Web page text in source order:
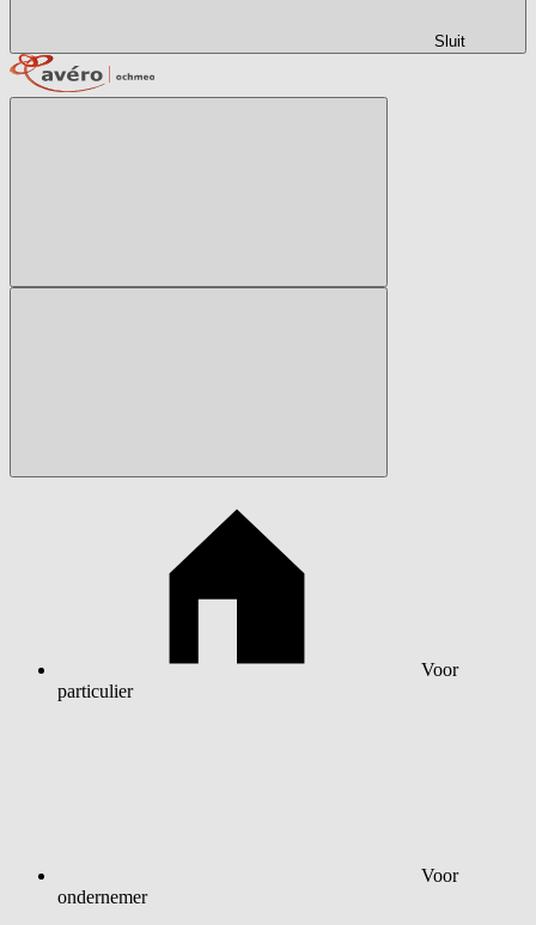
Sluit
Voor
particulier
Voor
ondernemer